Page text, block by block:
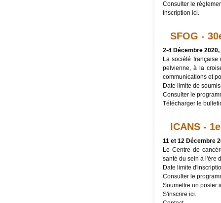
Consulter le
Inscription ici.
SFOG -
2-4 Décembre
La société
pelvienne, à la
communications et
Date limite de
Consulter le
Télécharger le
ICANS -
11 et 12 Décembre
Le Centre de
santé du sein à l'ère
Date limite
Consulter le
Soumettre un poster
S'inscrire ici.